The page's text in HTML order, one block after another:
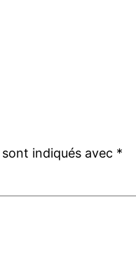
indiqués avec *